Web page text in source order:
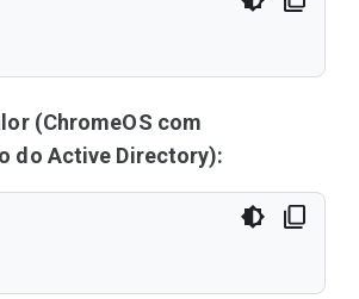
(ChromeOS com
do Active Directory):